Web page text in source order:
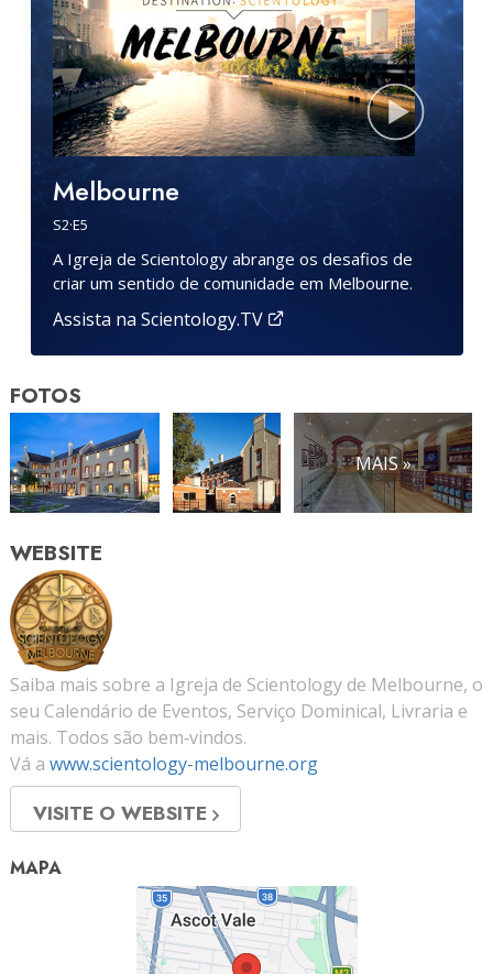
Melbourne
S2·E5
A Igreja de Scientology abrange os desafios de
criar um sentido de comunidade em Melbourne.
Assista na Scientology.TV
FOTOS
MAIS »
WEBSITE
Saiba mais sobre a Igreja de Scientology de Melbourne, o
seu Calendário de Eventos, Serviço Dominical, Livraria e
mais. Todos são bem‑vindos.
Vá a www.scientology-melbourne.org
VISITE O WEBSITE
MAPA